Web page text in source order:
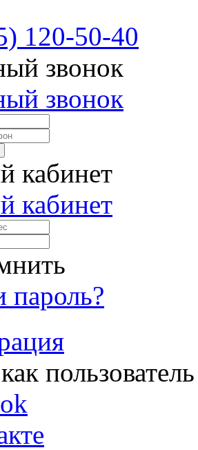
120-50-40
звонок
звонок
кабинет
кабинет
пароль?
пользователь